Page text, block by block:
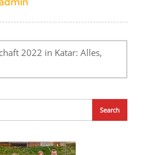
2022 in Katar: Alles,